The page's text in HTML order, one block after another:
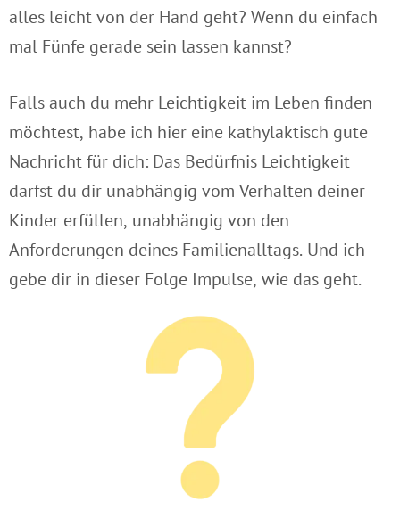
alles leicht von der Hand geht? Wenn du einfach
mal Fünfe gerade sein lassen kannst?
Falls auch du mehr Leichtigkeit im Leben finden
möchtest, habe ich hier eine kathylaktisch gute
Nachricht für dich: Das Bedürfnis Leichtigkeit
darfst du dir unabhängig vom Verhalten deiner
Kinder erfüllen, unabhängig von den
Anforderungen deines Familienalltags. Und ich
gebe dir in dieser Folge Impulse, wie das geht.